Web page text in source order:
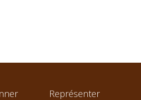
Représenter